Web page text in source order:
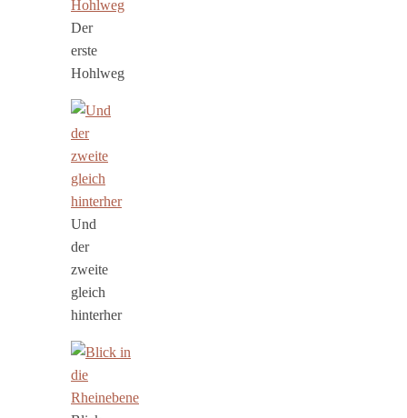
Der
erste
Hohlweg
Und
der
zweite
gleich
hinterher